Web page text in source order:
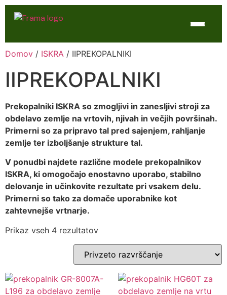
Domov
Trgovina
WTL Varilne naprave
Kontakt
Domov / ISKRA / IIPREKOPALNIKI
IIPREKOPALNIKI
Prekopalniki ISKRA so zmogljivi in zanesljivi stroji za
obdelavo zemlje na vrtovih, njivah in večjih površinah.
Primerni so za pripravo tal pred sajenjem, rahljanje
zemlje ter izboljšanje strukture tal.
V ponudbi najdete različne modele prekopalnikov
ISKRA, ki omogočajo enostavno uporabo, stabilno
delovanje in učinkovite rezultate pri vsakem delu.
Primerni so tako za domače uporabnike kot
zahtevnejše vrtnarje.
Prikaz vseh 4 rezultatov